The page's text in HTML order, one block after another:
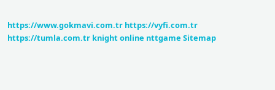
https://www.gokmavi.com.tr https://vyfi.com.tr
https://tumla.com.tr knight online nttgame Sitemap